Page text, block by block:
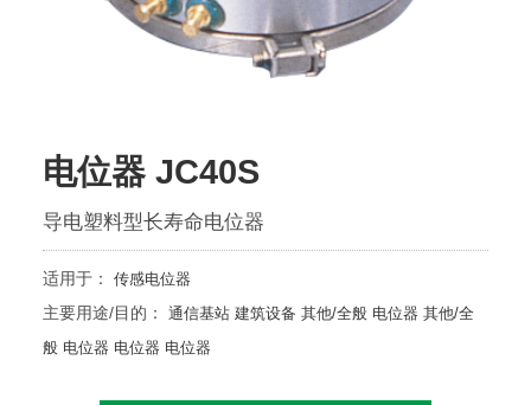
电位器 JC40S
导电塑料型长寿命电位器
适用于： 传感电位器
主要用途/目的： 通信基站 建筑设备 其他/全般 电位器 其他/全
般 电位器 电位器 电位器